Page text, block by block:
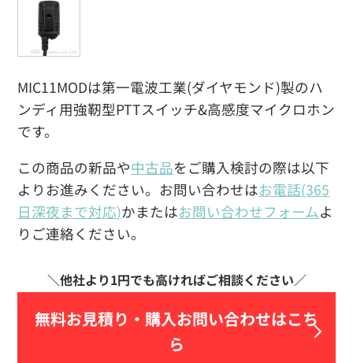
MIC11MODは第一電波工業(ダイヤモンド)製のハ
ンディ用強靭型PTTスイッチ&高感度マイクロホン
です。
この商品の新品や中古品をご購入検討の際は以下
よりお進みください。お問い合わせはお電話(365
日深夜まで対応)かまたはお問い合わせフォームよ
りご連絡ください。
無料お見積り・ 購入お問い合わせはこち
ら